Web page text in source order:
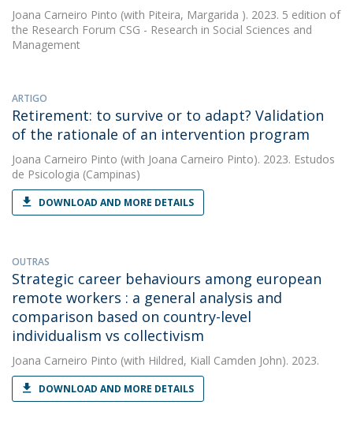
Joana Carneiro Pinto (with Piteira, Margarida ). 2023. 5 edition of
the Research Forum CSG - Research in Social Sciences and
Management
ARTIGO
Retirement: to survive or to adapt? Validation
of the rationale of an intervention program
Joana Carneiro Pinto (with Joana Carneiro Pinto). 2023. Estudos
de Psicologia (Campinas)
DOWNLOAD AND MORE DETAILS
OUTRAS
Strategic career behaviours among european
remote workers : a general analysis and
comparison based on country-level
individualism vs collectivism
Joana Carneiro Pinto (with Hildred, Kiall Camden John). 2023.
DOWNLOAD AND MORE DETAILS